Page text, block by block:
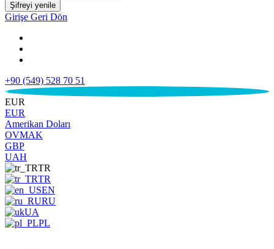
Şifreyi yenile
Girişe Geri Dön
+90 (549) 528 70 51
€
EUR
EUR
Amerikan Doları
OVMAK
GBP
UAH
TR
TR
EN
RU
UA
PL